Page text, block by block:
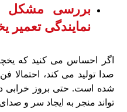
بررسی مشکل
نمایندگی تعمیر
اگر احساس می کنید که
صدا تولید می کند، احتمالا
شده است. حتی بروز خرابی
تواند منجر به ایجاد سر و